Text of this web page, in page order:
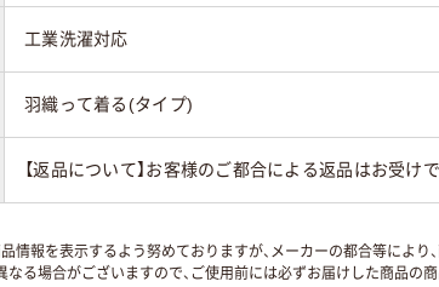
工業洗濯対応
羽織って着る(タイプ)
【返品について】お客様のご都合による返品はお受け
情報を表示するよう努めておりますが、メーカーの都合等により
る場合がございますので、ご使用前には必ずお届けした商品の